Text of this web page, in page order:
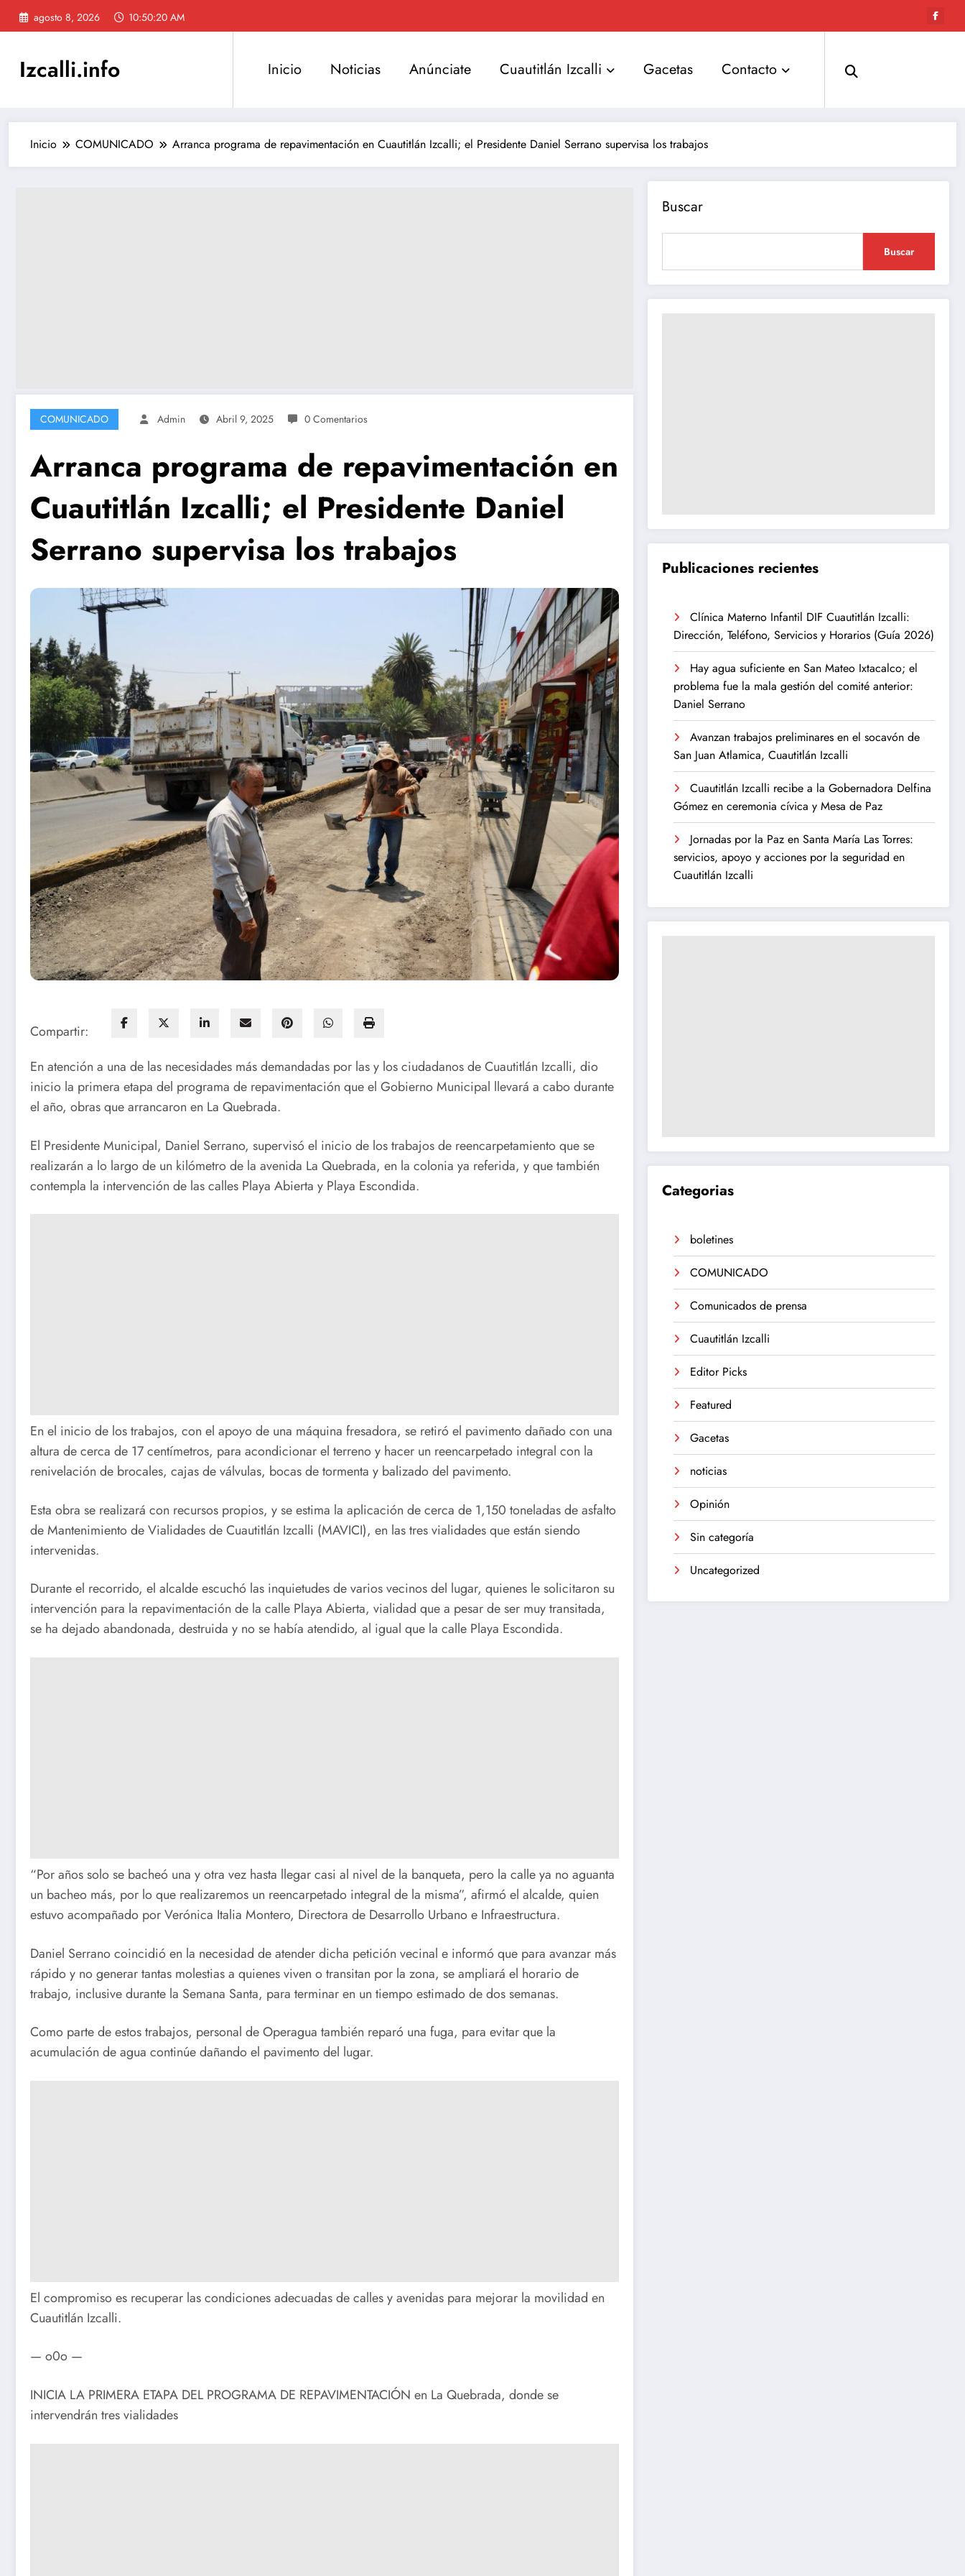
Saltar
agosto 8, 2026 10:50:21 AM
Izcalli.info Inicio Noticias Anúnciate Cuautitlán Izcalli Gacetas Contacto
Inicio COMUNICADO Arranca programa de repavimentación en Cuautitlán Izcalli; el Presidente Daniel Serrano supervisa los trabajos
COMUNICADO Admin Abril 9, 2025 0 Comentarios
Arranca programa de repavimentación en
Cuautitlán Izcalli; el Presidente Daniel
Serrano supervisa los trabajos
Compartir:
En atención a una de las necesidades más demandadas por las y los ciudadanos de Cuautitlán Izcalli, dio
inicio la primera etapa del programa de repavimentación que el Gobierno Municipal llevará a cabo durante
el año, obras que arrancaron en La Quebrada.
El Presidente Municipal, Daniel Serrano, supervisó el inicio de los trabajos de reencarpetamiento que se
realizarán a lo largo de un kilómetro de la avenida La Quebrada, en la colonia ya referida, y que también
contempla la intervención de las calles Playa Abierta y Playa Escondida.
En el inicio de los trabajos, con el apoyo de una máquina fresadora, se retiró el pavimento dañado con una
altura de cerca de 17 centímetros, para acondicionar el terreno y hacer un reencarpetado integral con la
renivelación de brocales, cajas de válvulas, bocas de tormenta y balizado del pavimento.
Esta obra se realizará con recursos propios, y se estima la aplicación de cerca de 1,150 toneladas de asfalto
de Mantenimiento de Vialidades de Cuautitlán Izcalli (MAVICI), en las tres vialidades que están siendo
intervenidas.
Durante el recorrido, el alcalde escuchó las inquietudes de varios vecinos del lugar, quienes le solicitaron su
intervención para la repavimentación de la calle Playa Abierta, vialidad que a pesar de ser muy transitada,
se ha dejado abandonada, destruida y no se había atendido, al igual que la calle Playa Escondida.
“Por años solo se bacheó una y otra vez hasta llegar casi al nivel de la banqueta, pero la calle ya no aguanta
un bacheo más, por lo que realizaremos un reencarpetado integral de la misma”, afirmó el alcalde, quien
estuvo acompañado por Verónica Italia Montero, Directora de Desarrollo Urbano e Infraestructura.
Daniel Serrano coincidió en la necesidad de atender dicha petición vecinal e informó que para avanzar más
rápido y no generar tantas molestias a quienes viven o transitan por la zona, se ampliará el horario de
trabajo, inclusive durante la Semana Santa, para terminar en un tiempo estimado de dos semanas.
Como parte de estos trabajos, personal de Operagua también reparó una fuga, para evitar que la
acumulación de agua continúe dañando el pavimento del lugar.
El compromiso es recuperar las condiciones adecuadas de calles y avenidas para mejorar la movilidad en
Cuautitlán Izcalli.
— o0o —
INICIA LA PRIMERA ETAPA DEL PROGRAMA DE REPAVIMENTACIÓN en La Quebrada, donde se
intervendrán tres vialidades
Buscar
Buscar
Publicaciones recientes
Clínica Materno Infantil DIF Cuautitlán Izcalli:
Dirección, Teléfono, Servicios y Horarios (Guía 2026)
Hay agua suficiente en San Mateo Ixtacalco; el
problema fue la mala gestión del comité anterior:
Daniel Serrano
Avanzan trabajos preliminares en el socavón de
San Juan Atlamica, Cuautitlán Izcalli
Cuautitlán Izcalli recibe a la Gobernadora Delfina
Gómez en ceremonia cívica y Mesa de Paz
Jornadas por la Paz en Santa María Las Torres:
servicios, apoyo y acciones por la seguridad en
Cuautitlán Izcalli
Categorias
boletines
COMUNICADO
Comunicados de prensa
Cuautitlán Izcalli
Editor Picks
Featured
Gacetas
noticias
Opinión
Sin categoría
Uncategorized